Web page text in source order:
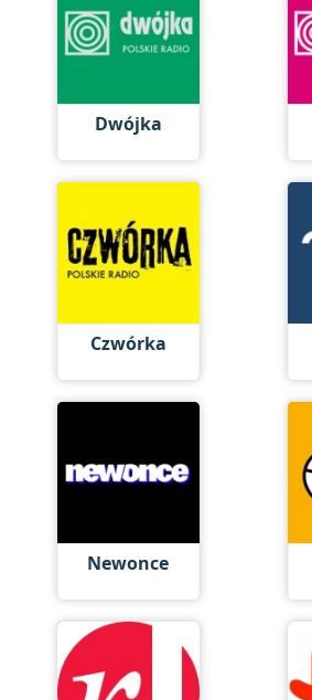
Dwójka
Czwórka
Newonce